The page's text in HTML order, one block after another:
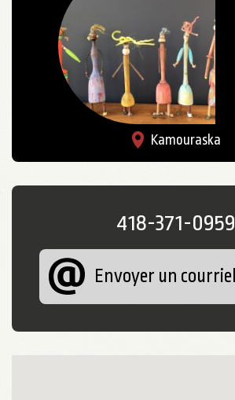
Kamouraska
418-371-0959
Envoyer un courriel